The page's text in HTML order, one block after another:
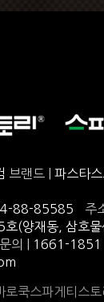
브랜드 |
파스타스
88-85585 주
(양재동, 삼호물
의 | 1661-1851
쿡스파게티스